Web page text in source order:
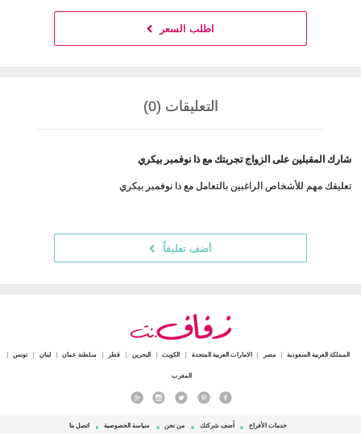
اطلب السعر
التعليقات (0)
شارك المقبلين على الزواج تجربتك مع ذا نوفمبر بيكري
تعليقك مهم للأشخاص الراغبين بالتعامل مع ذا نوفمبر بيكري
أضف تعليقاً
المملكة العربية السعودية مصر الامارات العربية المتحدة الكويت البحرين قطر سلطنة عمان لبنان تونس
المغرب
خدمات الأفراح أضف شركتك من نحن سياسة الخصوصية اتصل بنا